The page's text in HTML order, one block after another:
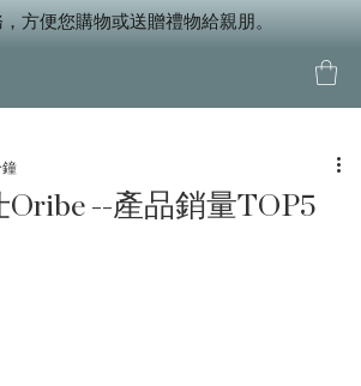
方便您購物或送贈禮物給親朋。
--產品銷量TOP5